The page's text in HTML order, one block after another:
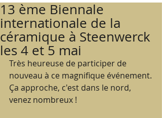
13 ème Biennale
internationale de la
céramique à Steenwerck
les 4 et 5 mai
Très heureuse de participer de
nouveau à ce magnifique événement.
Ça approche, c'est dans le nord,
venez nombreux !